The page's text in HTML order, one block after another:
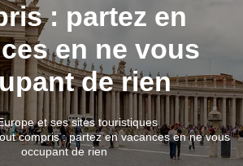
: partez en
en ne vous
de rien
et ses sites touristiques
compris : partez en vacances en ne vous
occupant de rien